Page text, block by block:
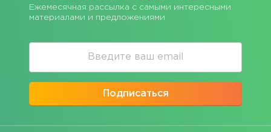
Ежемесячная рассылка с самыми интересными
материалами и предложениями
Подписаться